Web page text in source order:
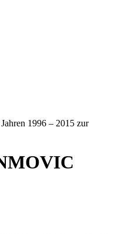
1996 – 2015 zur